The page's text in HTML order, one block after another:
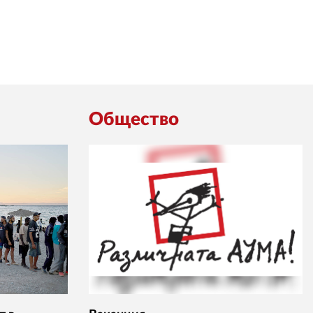
Общество